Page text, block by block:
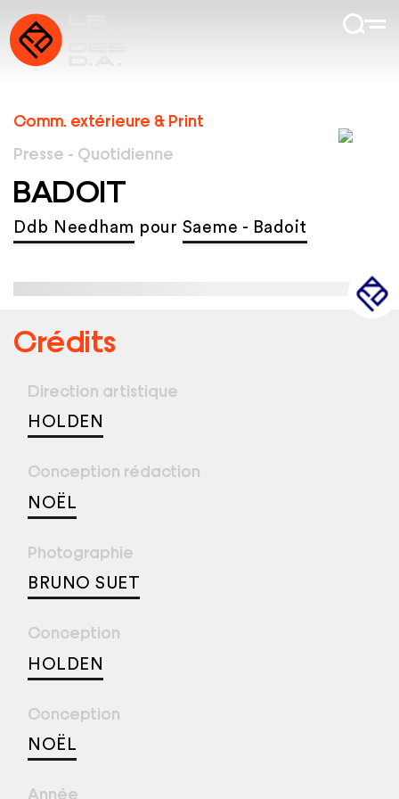
Comm. extérieure & Print
Presse - Quotidienne
BADOIT
Ddb Needham pour Saeme - Badoit
Crédits
Direction artistique
HOLDEN
Conception rédaction
NOËL
Photographie
BRUNO SUET
Conception
HOLDEN
Conception
NOËL
Année